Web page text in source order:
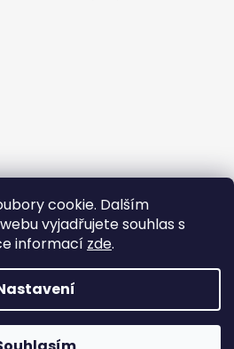
cookie. Dalším
vyjadřujete souhlas s
informací zde.
Teplice. Všechna práva